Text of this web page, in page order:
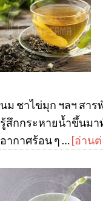
นม ชาไข่มุก ฯลฯ สา
รู้สึกกระหายน้ำขึ้นมา
อากาศร้อน ๆ …[อ่านต่